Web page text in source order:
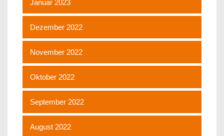
Januar 2023
Dezember 2022
November 2022
Oktober 2022
September 2022
August 2022